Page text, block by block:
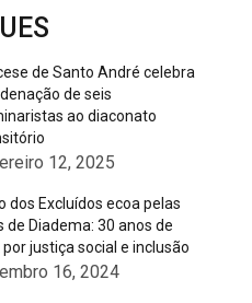
de Santo André celebra
de seis
ao diaconato
12, 2025
dos Excluídos ecoa pelas
de Diadema: 30 anos de
por justiça social e inclusão
16, 2024